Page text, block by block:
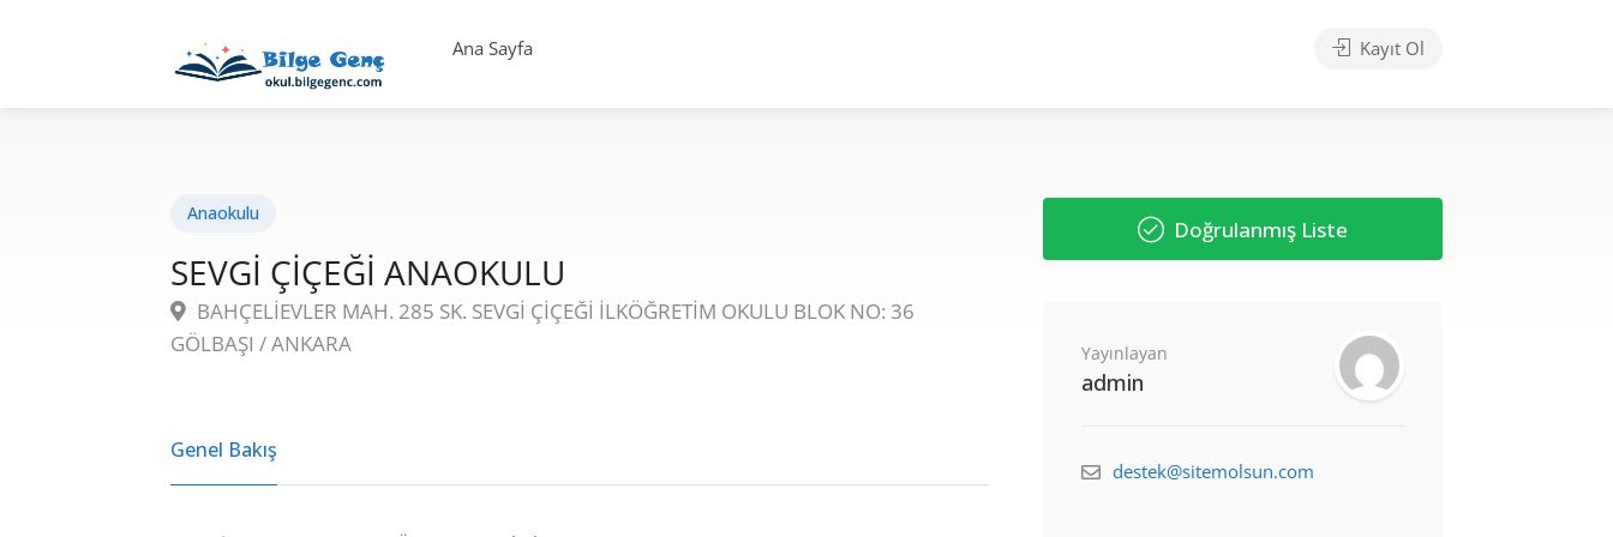
Ana Sayfa Kayıt Ol
Anaokulu
SEVGİ ÇİÇEĞİ ANAOKULU
BAHÇELİEVLER MAH. 285 SK. SEVGİ ÇİÇEĞİ İLKÖĞRETİM OKULU BLOK NO: 36
GÖLBAŞI / ANKARA
Genel Bakış
Doğrulanmış Liste
Yayınlayan
admin
destek@sitemolsun.com